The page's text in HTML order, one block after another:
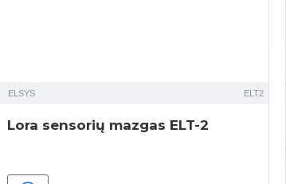
ELSYS ELT2
Lora sensorių mazgas ELT-2